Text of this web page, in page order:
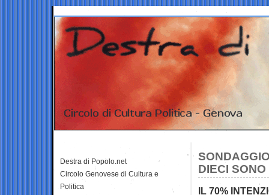
DIECI
IL 70%
Destra di Popolo.net
Circolo Genovese di Cultura e
Politica